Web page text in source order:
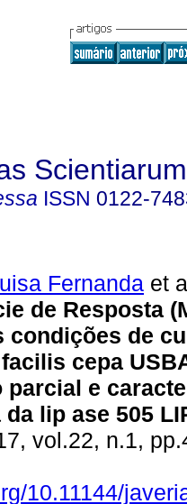
Scientiarum
ISSN 0122-
Fernanda et
de Resposta
condições de
cepa
parcial e
lip ase 505
vol.22, n.1,
10.11144/